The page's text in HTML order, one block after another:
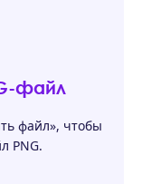
файл
файл», чтобы
PNG.